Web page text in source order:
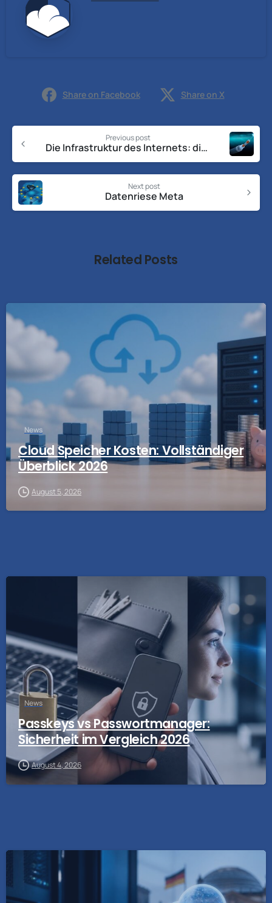
Share on Facebook Share on X
Previous post
Die Infrastruktur des Internets: die Unterseekabel
Next post
Datenriese Meta
Related Posts
News
Cloud Speicher Kosten: Vollständiger
Überblick 2026
August 5, 2026
News
Passkeys vs Passwortmanager:
Sicherheit im Vergleich 2026
August 4, 2026